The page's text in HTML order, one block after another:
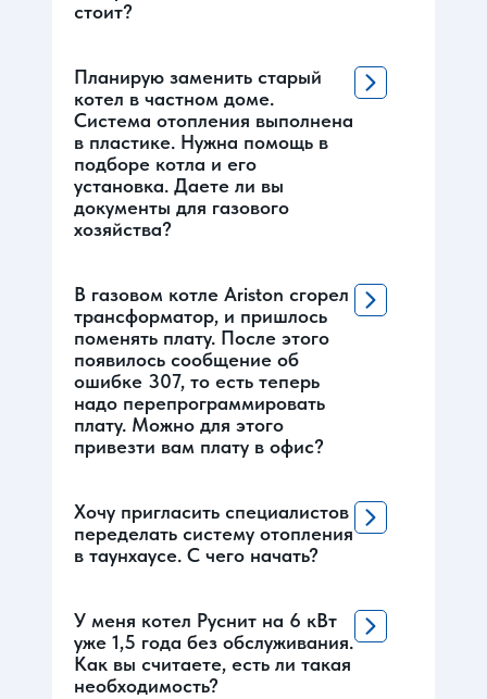
стоит?
Планирую заменить старый
котел в частном доме.
Система отопления выполнена
в пластике. Нужна помощь в
подборе котла и его
установка. Даете ли вы
документы для газового
хозяйства?
В газовом котле Ariston сгорел
трансформатор, и пришлось
поменять плату. После этого
появилось сообщение об
ошибке 307, то есть теперь
надо перепрограммировать
плату. Можно для этого
привезти вам плату в офис?
Хочу пригласить специалистов
переделать систему отопления
в таунхаусе. С чего начать?
У меня котел Руснит на 6 кВт
уже 1,5 года без обслуживания.
Как вы считаете, есть ли такая
необходимость?